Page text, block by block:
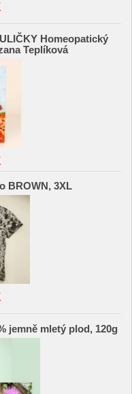
Homeopatický
Teplíková
BROWN, 3XL
jemně mletý plod, 120g